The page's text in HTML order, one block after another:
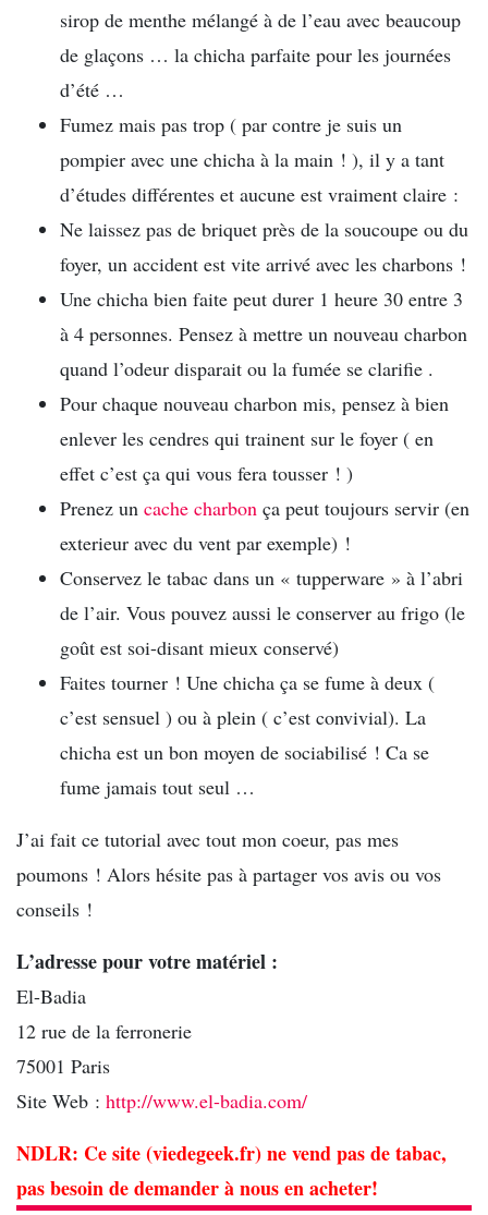
sirop de menthe mélangé à de l’eau avec beaucoup
de glaçons … la chicha parfaite pour les journées
d’été …
Fumez mais pas trop ( par contre je suis un
pompier avec une chicha à la main ! ), il y a tant
d’études différentes et aucune est vraiment claire :
Ne laissez pas de briquet près de la soucoupe ou du
foyer, un accident est vite arrivé avec les charbons !
Une chicha bien faite peut durer 1 heure 30 entre 3
à 4 personnes. Pensez à mettre un nouveau charbon
quand l’odeur disparait ou la fumée se clarifie .
Pour chaque nouveau charbon mis, pensez à bien
enlever les cendres qui trainent sur le foyer ( en
effet c’est ça qui vous fera tousser ! )
Prenez un cache charbon ça peut toujours servir (en
exterieur avec du vent par exemple) !
Conservez le tabac dans un « tupperware » à l’abri
de l’air. Vous pouvez aussi le conserver au frigo (le
goût est soi-disant mieux conservé)
Faites tourner ! Une chicha ça se fume à deux (
c’est sensuel ) ou à plein ( c’est convivial). La
chicha est un bon moyen de sociabilisé ! Ca se
fume jamais tout seul …
J’ai fait ce tutorial avec tout mon coeur, pas mes
poumons ! Alors hésite pas à partager vos avis ou vos
conseils !
L’adresse pour votre matériel :
El-Badia
12 rue de la ferronerie
75001 Paris
Site Web : http://www.el-badia.com/
NDLR: Ce site (viedegeek.fr) ne vend pas de tabac,
pas besoin de demander à nous en acheter!